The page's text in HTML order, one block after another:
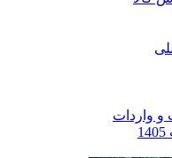
و واردات